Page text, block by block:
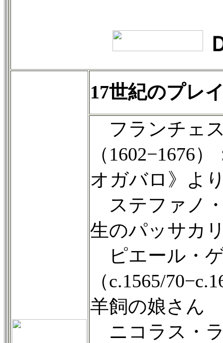
17世紀のプレ
フランチェ
（1602−1676
オガバロ》よ
ステファノ・
生のパッサカ
ピエール・
（c.1565/
羊飼の娘さん
ニコラス・ラ